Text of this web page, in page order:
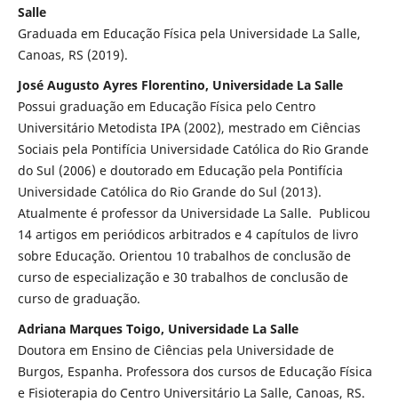
Salle
Graduada em Educação Física pela Universidade La Salle,
Canoas, RS (2019).
José Augusto Ayres Florentino, Universidade La Salle
Possui graduação em Educação Física pelo Centro
Universitário Metodista IPA (2002), mestrado em Ciências
Sociais pela Pontifícia Universidade Católica do Rio Grande
do Sul (2006) e doutorado em Educação pela Pontifícia
Universidade Católica do Rio Grande do Sul (2013).
Atualmente é professor da Universidade La Salle. Publicou
14 artigos em periódicos arbitrados e 4 capítulos de livro
sobre Educação. Orientou 10 trabalhos de conclusão de
curso de especialização e 30 trabalhos de conclusão de
curso de graduação.
Adriana Marques Toigo, Universidade La Salle
Doutora em Ensino de Ciências pela Universidade de
Burgos, Espanha. Professora dos cursos de Educação Física
e Fisioterapia do Centro Universitário La Salle, Canoas, RS.